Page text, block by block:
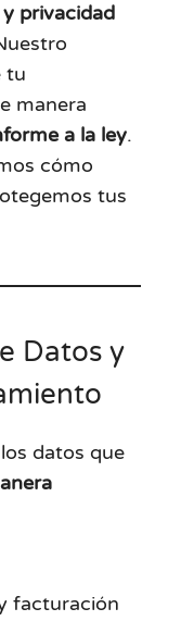
privacidad
tu
manera
a la ley.
cómo
tus
Datos y
datos que
facturación